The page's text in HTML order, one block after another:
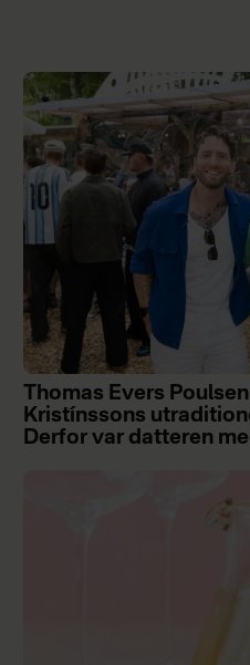
Thomas Evers
Kristínssons
Derfor var datteren